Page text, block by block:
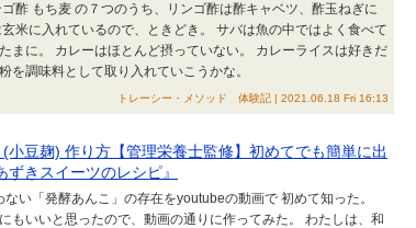
酢 もち麦 の７つのうち、リンゴ酢は酢キャベツ、酢玉ねぎに
米に入れているので、ときどき。 サバは魚の中ではよく食べて
まに。 カレーはほとんど摂っていない。 カレーライスは好きだ
を調味料として取り入れていこうかな。
トレーシー・メソッド 体験記 | 2021.06.18 Fri 16:13
小豆麹) 作り方【管理栄養士監修】初めてでも簡単に出
きスイーツのレシピ』
い「発酵あんこ」の存在をyoutubeの動画で 初めて知った。
もいいと思ったので、動画の通りに作ってみた。 わたしは、和